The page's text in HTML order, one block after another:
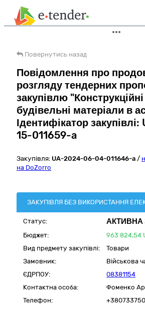
Повернутись назад
Повідомлення про
розгляду тендерних
закупівлю
будівельні матеріали в
Ідентифікатор
15-011659-a
Закупівля: UA-2024-06-04-011646-a /
на DoZorro
ЗАКУПІВЛЯ БЕЗ ВИКОРИСТАННЯ
Статус: АКТИВНА
Бюджет: 963 824,54
Вид предмету закупівлі:
Товари
Замовник:
Військова
ЄДРПОУ:
08381154
Контактна особа:
Фоменко
Телефон: